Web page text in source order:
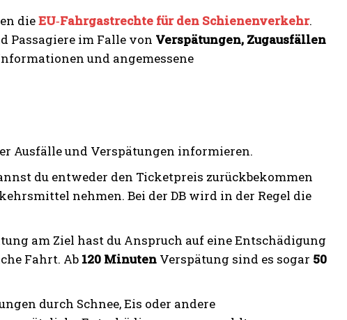
dieEU‑Fahrgastrechte für den Schienenverkehr.
Passagiere im Falle von Verspätungen, Zugausfällen
und angemessene
Ausfälle und Verspätungen informieren.
du entweder den Ticketpreis zurückbekommen
nehmen. Bei der DB wird in der Regel die
am Ziel hast du Anspruch auf eine Entschädigung
Fahrt. Ab 120 Minuten Verspätung sind es sogar 50
durch Schnee, Eis oder andere